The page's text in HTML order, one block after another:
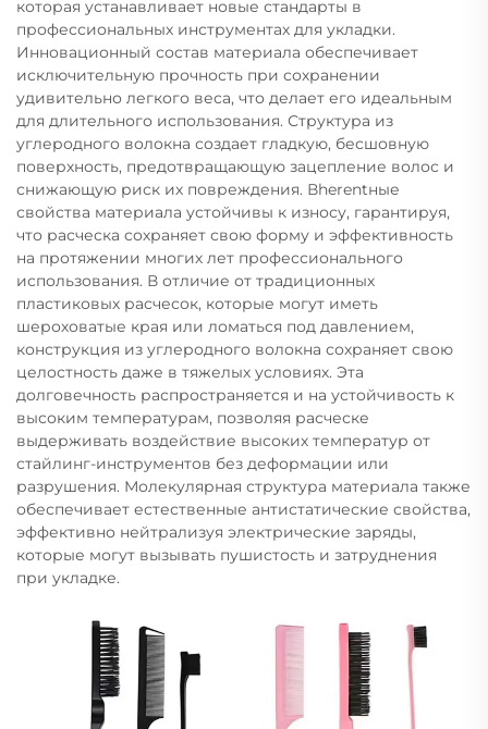
которая устанавливает новые стандарты в
профессиональных инструментах для укладки.
Инновационный состав материала обеспечивает
исключительную прочность при сохранении
удивительно легкого веса, что делает его идеальным
для длительного использования. Структура из
углеродного волокна создает гладкую, бесшовную
поверхность, предотвращающую зацепление волос и
снижающую риск их повреждения. Вherentные
свойства материала устойчивы к износу, гарантируя,
что расческа сохраняет свою форму и эффективность
на протяжении многих лет профессионального
использования. В отличие от традиционных
пластиковых расчесок, которые могут иметь
шероховатые края или ломаться под давлением,
конструкция из углеродного волокна сохраняет свою
целостность даже в тяжелых условиях. Эта
долговечность распространяется и на устойчивость к
высоким температурам, позволяя расческе
выдерживать воздействие высоких температур от
стайлинг-инструментов без деформации или
разрушения. Молекулярная структура материала также
обеспечивает естественные антистатические свойства,
эффективно нейтрализуя электрические заряды,
которые могут вызывать пушистость и затруднения
при укладке.